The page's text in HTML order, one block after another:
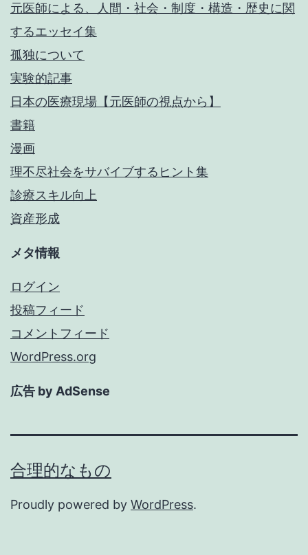
元医師による、人間・社会・制度・構造・歴史に関
するエッセイ集
孤独について
実験的記事
日本の医療現場【元医師の視点から】
書籍
漫画
理不尽社会をサバイブするヒント集
診療スキル向上
資産形成
メタ情報
ログイン
投稿フィード
コメントフィード
WordPress.org
広告 by AdSense
合理的なもの
Proudly powered by WordPress.